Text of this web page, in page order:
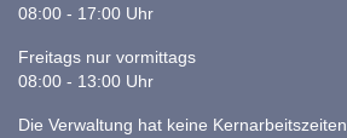
08:00 - 17:00 Uhr
Freitags nur vormittags
08:00 - 13:00 Uhr
Die Verwaltung hat keine Kernarbeitszeiten.